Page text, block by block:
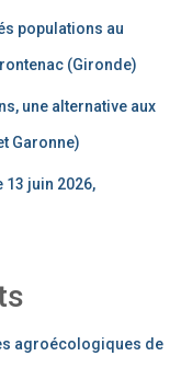
populations au
(Gironde)
une alternative aux
Garonne)
13 juin 2026,
agroécologiques de